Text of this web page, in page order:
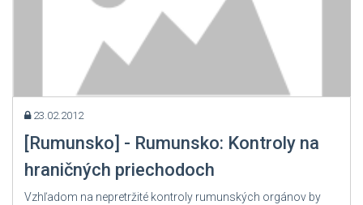
23.02.2012
[Rumunsko] - Rumunsko: Kontroly na
hraničných priechodoch
Vzhľadom na nepretržité kontroly rumunských orgánov by